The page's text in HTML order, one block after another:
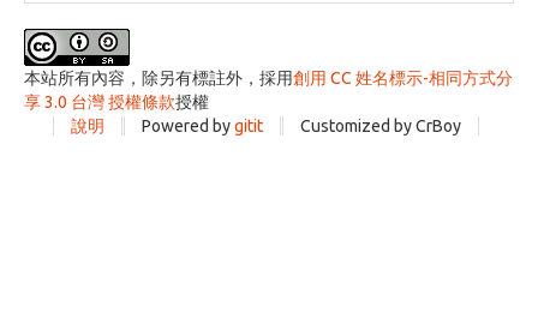
本站所有內容，除另有標註外，採用創用 CC 姓名標示-相同方式分
享 3.0 台灣 授權條款授權
說明
Powered bygitit Customized by CrBoy